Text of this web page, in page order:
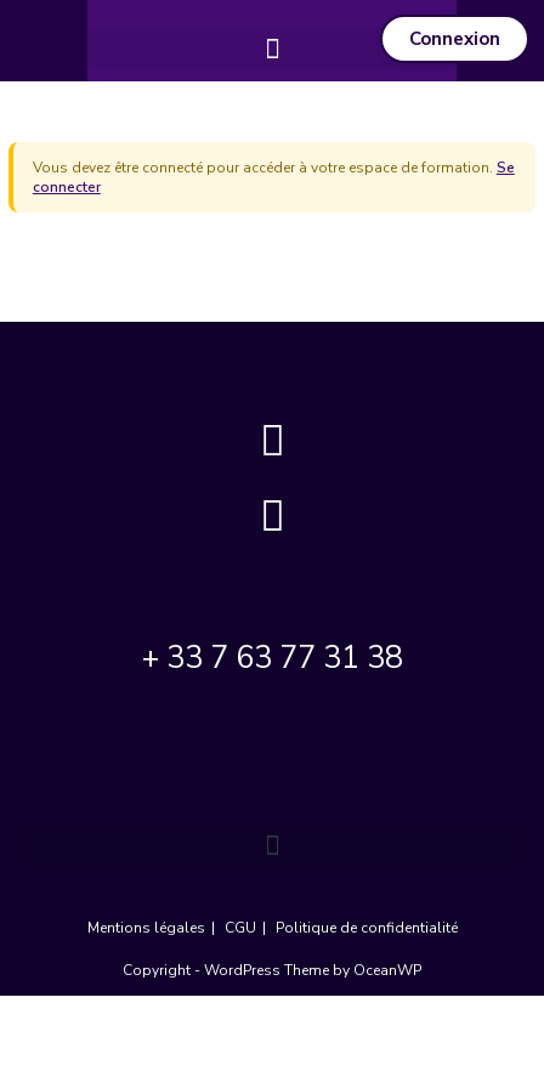
Vous devez être connecté pour accéder à votre espace de formation. Se
connecter
+ 33 7 63 77 31 38
Mentions légales CGU Politique de confidentialité
Copyright - WordPress Theme by OceanWP
Connexion